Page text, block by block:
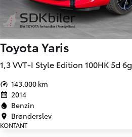
Toyota Yaris
1,3 VVT-I Style Edition 100HK 5d 6g
143.000 km
2014
Benzin
Brønderslev
KONTANT